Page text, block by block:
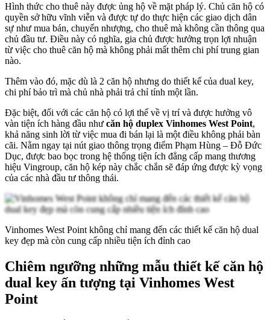
Hình thức cho thuê này được ủng hộ về mặt pháp lý. Chủ căn hộ có
quyền sở hữu vĩnh viễn và được tự do thực hiện các giao dịch dân
sự như mua bán, chuyển nhượng, cho thuê mà không cần thông qua
chủ đầu tư. Điều này có nghĩa, gia chủ được hưởng trọn lợi nhuận
từ việc cho thuê căn hộ mà không phải mất thêm chi phí trung gian
nào.
Thêm vào đó, mặc dù là 2 căn hộ nhưng do thiết kế của dual key,
chi phí bảo trì mà chủ nhà phải trả chỉ tính một lần.
Đặc biệt, đối với các căn hộ có lợi thế về vị trí và được hưởng vô
vàn tiện ích hàng đầu như căn hộ duplex Vinhomes West Point,
khả năng sinh lời từ việc mua đi bán lại là một điều không phải bàn
cãi. Nằm ngay tại nút giao thông trọng điểm Phạm Hùng – Đỗ Đức
Dục, được bao bọc trong hệ thống tiện ích đẳng cấp mang thương
hiệu Vingroup, căn hộ kép này chắc chắn sẽ đáp ứng được kỳ vọng
của các nhà đầu tư thông thái.
Vinhomes West Point không chỉ mang đến các thiết kế căn hộ dual
key đẹp mà còn cung cấp nhiều tiện ích đỉnh cao
Chiêm ngưỡng những mẫu thiết kế căn hộ
dual key ấn tượng tại Vinhomes West
Point